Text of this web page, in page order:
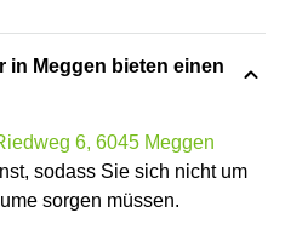
Meggen bieten einen
6, 6045 Meggen
sodass Sie sich nicht um
sorgen müssen.